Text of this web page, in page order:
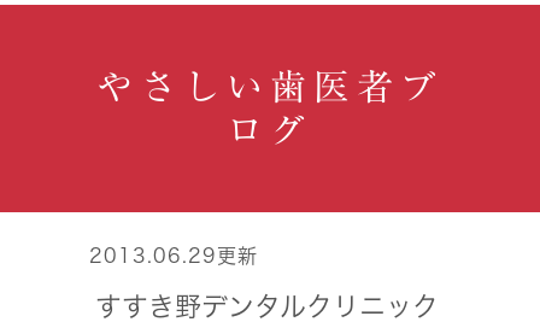
やさしい歯医者ブ
ログ
2013.06.29更新
すすき野デンタルクリニック